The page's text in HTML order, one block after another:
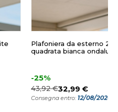
Plafoniera da esterno
quadrata bianca ondaluce
-25%
43,92 €32,99 €
Consegna entro: 12/08/2026